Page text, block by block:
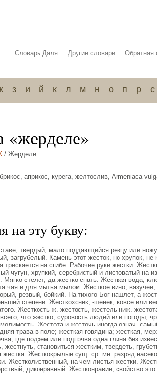
Словарь Даля Другие словари Обратная
з и й к л м н о п р с
«жерделе»
/ Жерделе
априкос, курега, желтослив, Armeniaca
на эту букву:
твердый, мало поддающийся резцу или ножу;
загрубелый. Камень этот жесток, но хрупок, не
трескается на сгибе. Рабочие руки жестки.
чугун, хрупкий, серебристый и листоватый на
Мягко стелет, да жестко спать. Жесткая вода,
чая и для мытья мылом. Жесткое вино, вязучее,
резвый, бойкий. На тихого Бог нашлет, а
степени. Жесткохонек, -шенек, вовсе или
Жесткость ж. жестость, жестель ниж.
что жестко; суровость людей или погоды,
Жестота и жесточь иногда означ.
трава в поле; жесткая говядина; жесткая,
где подзем или подпочва одна глина без
становиться жестким, твердеть,
жестка. Жесткокрылые сущ. ср. мн. разряд
Жестколиственный, на чем листья жестки.
диконравный. Жестконравие, свойство